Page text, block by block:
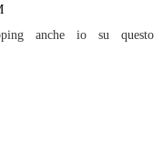
anche io su questo